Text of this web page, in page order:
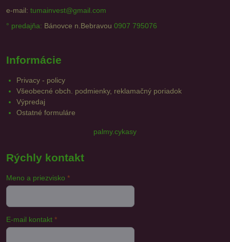
e-mail: tumainvest@gmail.com
° predajňa: Bánovce n.Bebravou 0907 795076
Informácie
Privacy - policy
Všeobecné obch. podmienky, reklamačný poriadok
Výpredaj
Ostatné formuláre
palmy.cykasy
Rýchly kontakt
Meno a priezvisko *
E-mail kontakt *